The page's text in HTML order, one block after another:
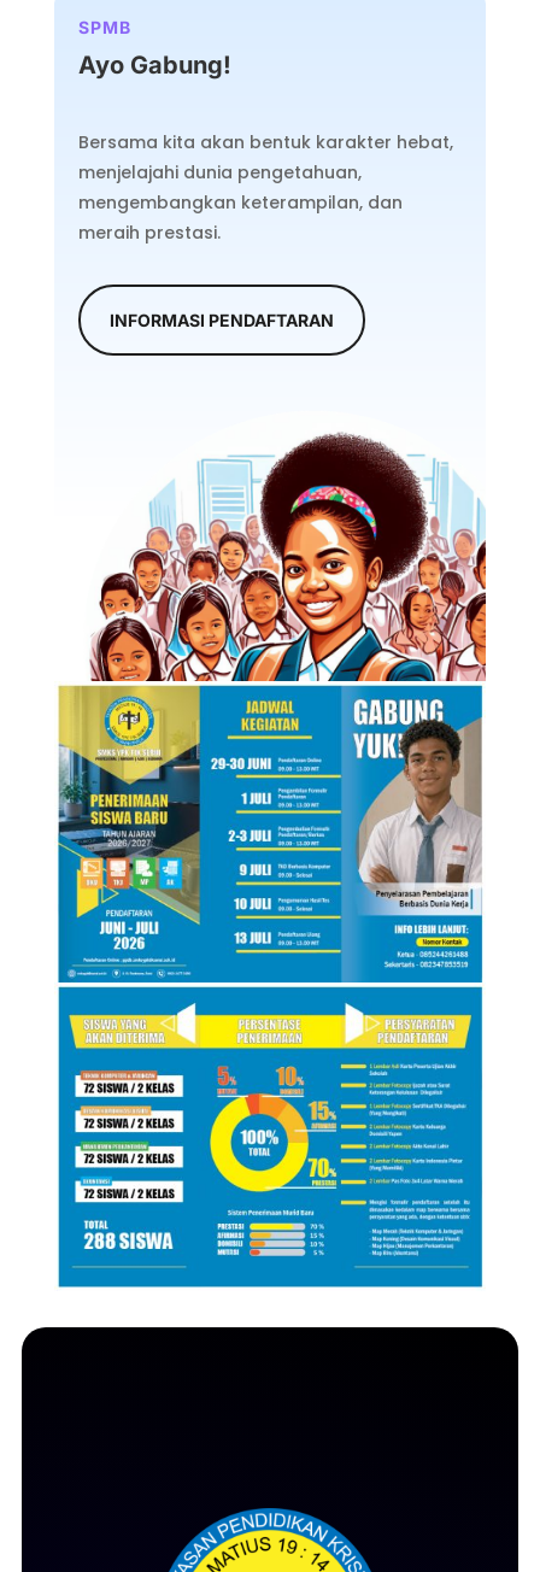
SPMB
Ayo Gabung!
Bersama kita akan bentuk karakter hebat,
menjelajahi dunia pengetahuan,
mengembangkan keterampilan, dan
meraih prestasi.
INFORMASI PENDAFTARAN